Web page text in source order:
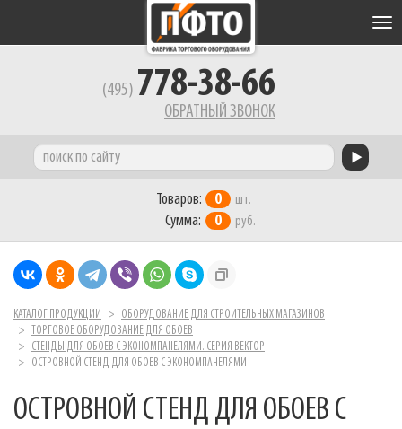
(495) 778-38-66
ОБРАТНЫЙ ЗВОНОК
Товаров: 0 шт.
Сумма: 0 руб.
КАТАЛОГ ПРОДУКЦИИ
ОБОРУДОВАНИЕ ДЛЯ СТРОИТЕЛЬНЫХ МАГАЗИНОВ
ТОРГОВОЕ ОБОРУДОВАНИЕ ДЛЯ ОБОЕВ
СТЕНДЫ ДЛЯ ОБОЕВ С ЭКОНОМПАНЕЛЯМИ. СЕРИЯ ВЕКТОР
ОСТРОВНОЙ СТЕНД ДЛЯ ОБОЕВ С ЭКОНОМПАНЕЛЯМИ
ОСТРОВНОЙ СТЕНД ДЛЯ ОБОЕВ С